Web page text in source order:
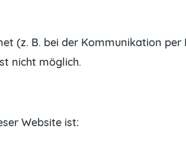
(z. B. bei der Kommunikation per
nicht möglich.
Website ist: